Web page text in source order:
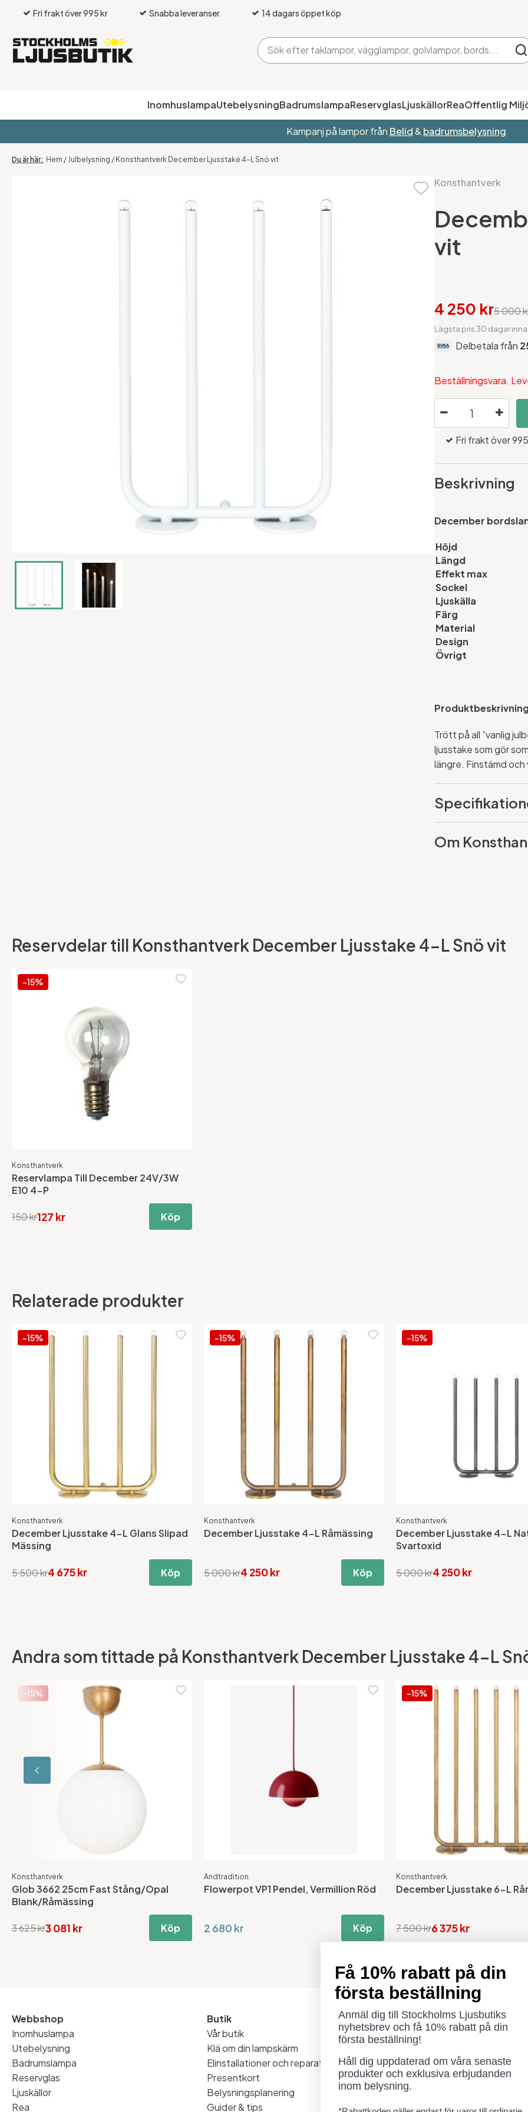
Fri frakt över 995 kr Snabba leveranser 14 dagars öppet köp
InomhuslampaUtebelysningBadrumslampaReservglasLjuskällorReaOffentlig
Kampanj på lampor från Belid& badrumsbelysning
Hem / Julbelysning / Konsthantverk December Ljusstake 4-L Snö vit
Konsthantverk
vit
4 250 kr5 000
Lägsta pris 30 dagar
Delbetala från
Beställningsvara.
Fri frakt över
Beskrivning
December
Höjd
Längd
Effekt max
Sockel
Ljuskälla
Färg
Material
Design
Övrigt
Produktbeskrivning
Trött på all ”vanlig
ljusstake som gör
längre. Finstämd och
Om
Reservdelar till Konsthantverk December Ljusstake 4-L Snö vit
-15%
Konsthantverk
Reservlampa Till December 24V/3W
E10 4-P
127 kr
150 kr Köp
Relaterade produkter
-15%
Konsthantverk
December Ljusstake 4-L Glans Slipad
Mässing
4 675 kr
5 500 kr Köp
-15%
Konsthantverk
December Ljusstake 4-L Råmässing
4 250 kr
5 000 kr Köp
-15%
Konsthantverk
December Ljusstake 4-L
Svartoxid
4 250 kr
5 000 kr
Andra som tittade på Konsthantverk December Ljusstake 4-L
-15%
Konsthantverk
Glob 3662 25cm Fast Stång/Opal
Blank/Råmässing
3 081 kr
3 625 kr Köp
Andtradition
Flowerpot VP1 Pendel, Vermillion Röd
2 680 kr Köp
-15%
Konsthantverk
December Ljusstake 6-L
6 375 kr
7 500 kr
Webbshop
Inomhuslampa
Utebelysning
Badrumslampa
Reservglas
Ljuskällor
Rea
Butik
Vår butik
Klä om din lampskärm
Elinstallationer och reparationer
Presentkort
Belysningsplanering
Guider & tips
Öppettider
Måndag - Torsdag: 11-18
Fredag - Lördag: 11-16
Söndag: Stängt
Lördag 1/8 stängt
Få 10% rabatt på din
första beställning
Anmäl dig till Stockholms Ljusbutiks
nyhetsbrev och få 10% rabatt på din
första beställning!
Håll dig uppdaterad om våra senaste
produkter och exklusiva erbjudanden
inom belysning.